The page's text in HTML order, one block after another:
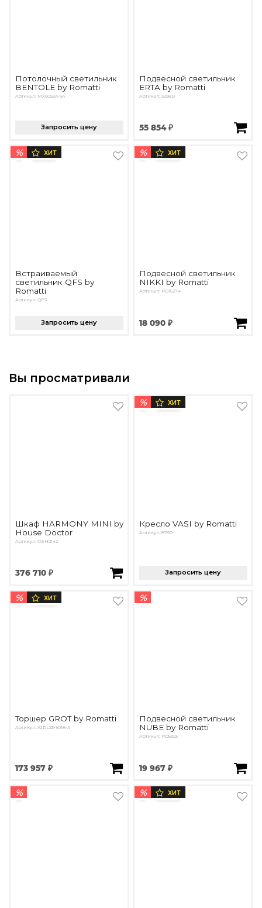
Потолочный светильник
BENTOLE by Romatti
Артикул: MX6053A-6A
Запросить цену
Подвесной светильник
ERTA by Romatti
Артикул: 3298D
55 854 ₽
% ХИТ
Встраиваемый
светильник QFS by
Romatti
Артикул: QFS
Запросить цену
% ХИТ
Подвесной светильник
NIKKI by Romatti
Артикул: PD16274
18 090 ₽
Вы просматривали
Шкаф HARMONY MINI by
House Doctor
Артикул: ОSH2142
376 710 ₽
% ХИТ
Кресло VASI by Romatti
Артикул: 8760
Запросить цену
% ХИТ
Торшер GROT by Romatti
Артикул: AJDL23-9018-A
173 957 ₽
%
Подвесной светильник
NUBE by Romatti
Артикул: PD5323
19 967 ₽
% % ХИТ